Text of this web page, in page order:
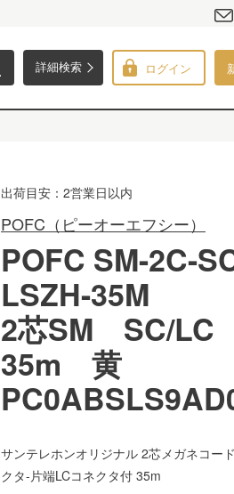
詳細検索 ログイン
出荷目安：2営業日以内
POFC（ピーオーエフシー）
POFC SM-2C-
LSZH-35M
2芯SM SC/
35m 黄
サンテレホンオリジナル 2芯メガネコー
クタ-片端LCコネクタ付 35m